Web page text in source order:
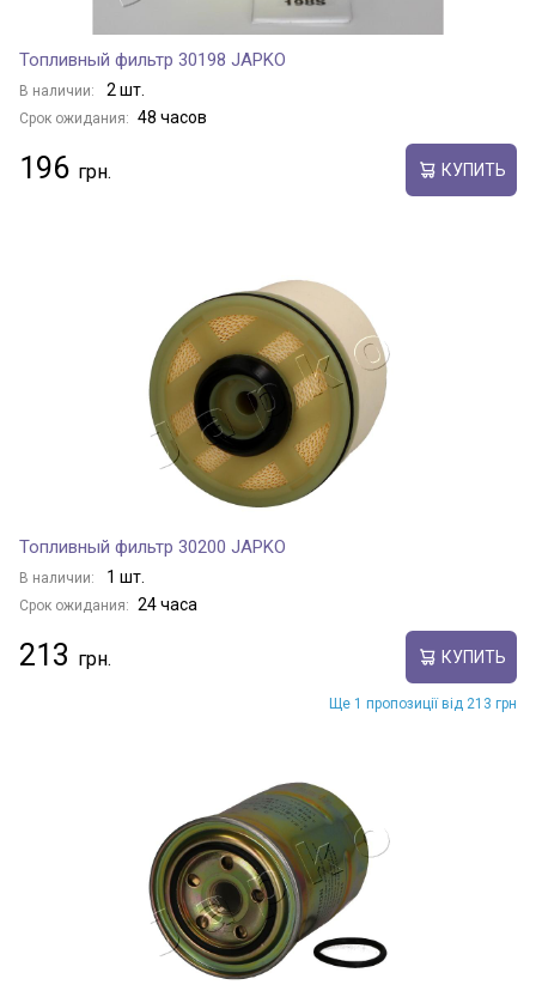
Топливный фильтр 30198 JAPKO
В наличии: 2 шт.
Срок ожидания: 48 часов
196 КУПИТЬ
Топливный фильтр 30200 JAPKO
В наличии: 1 шт.
Срок ожидания: 24 часа
213 КУПИТЬ
Ще 1 пропозиції від 213 грн